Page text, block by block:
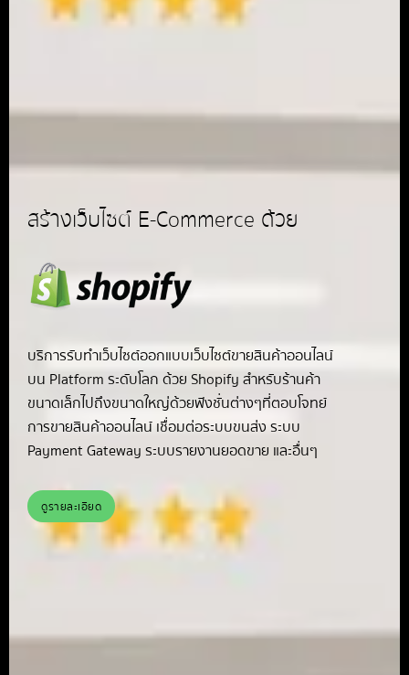
สร้างเว็บไซต์ E-Commerce ด้วย
บริการรับทำเว็บไซต์ออกแบบเว็บไซต์ขายสินค้าออนไลน์
บน Platform ระดับโลก ด้วย Shopify สำหรับร้านค้า
ขนาดเล็กไปถึงขนาดใหญ่ด้วยฟังชั่นต่างๆที่ตอบโจทย์
การขายสินค้าออนไลน์ เชื่อมต่อระบบขนส่ง ระบบ
Payment Gateway ระบบรายงานยอดขาย และอื่นๆ
ดูรายละเอียด